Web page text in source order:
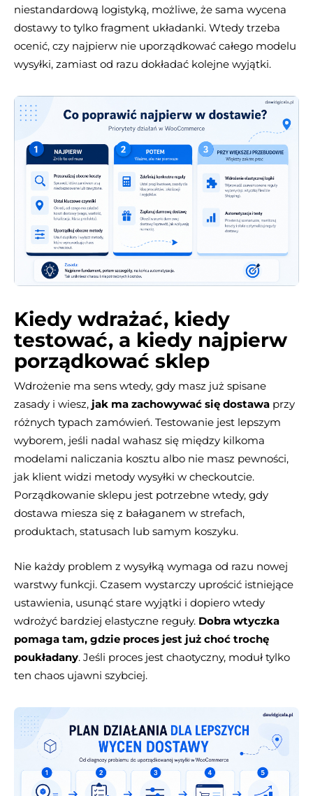
niestandardową logistyką, możliwe, że sama wycena
dostawy to tylko fragment układanki. Wtedy trzeba
ocenić, czy najpierw nie uporządkować całego modelu
wysyłki, zamiast od razu dokładać kolejne wyjątki.
Kiedy wdrażać, kiedy
testować, a kiedy najpierw
porządkować sklep
Wdrożenie ma sens wtedy, gdy masz już spisane
zasady i wiesz, jak ma zachowywać się dostawa przy
różnych typach zamówień. Testowanie jest lepszym
wyborem, jeśli nadal wahasz się między kilkoma
modelami naliczania kosztu albo nie masz pewności,
jak klient widzi metody wysyłki w checkoutcie.
Porządkowanie sklepu jest potrzebne wtedy, gdy
dostawa miesza się z bałaganem w strefach,
produktach, statusach lub samym koszyku.
Nie każdy problem z wysyłką wymaga od razu nowej
warstwy funkcji. Czasem wystarczy uprościć istniejące
ustawienia, usunąć stare wyjątki i dopiero wtedy
wdrożyć bardziej elastyczne reguły. Dobra wtyczka
pomaga tam, gdzie proces jest już choć trochę
poukładany. Jeśli proces jest chaotyczny, moduł tylko
ten chaos ujawni szybciej.